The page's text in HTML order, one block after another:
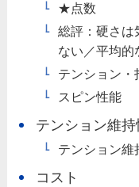
★点数
総評：硬さは
ない／平均的
テンション・
スピン性能
テンション維持
テンション
コスト